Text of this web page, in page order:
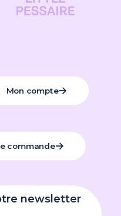
Mon compte
commande
newsletter